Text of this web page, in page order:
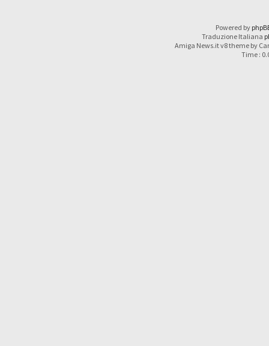
Powered by
Traduzione Italiana
Amiga News.it v8 theme by
Time :